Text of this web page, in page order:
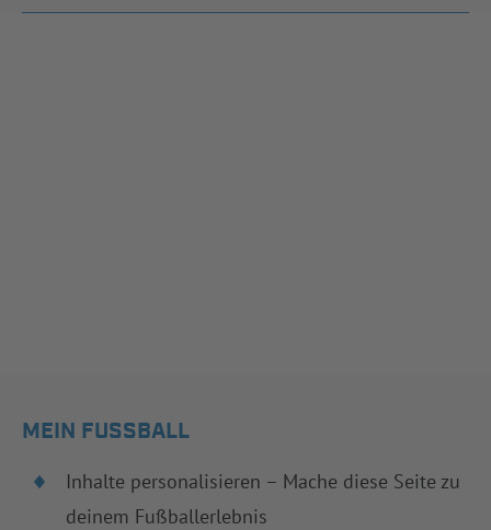
MEIN FUSSBALL
Inhalte personalisieren – Mache diese Seite zu
deinem Fußballerlebnis